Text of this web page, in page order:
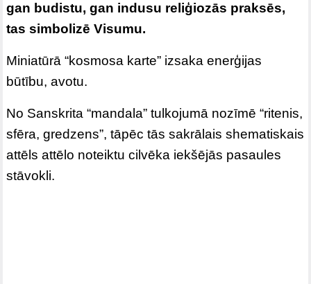
gan budistu, gan indusu reliģiozās praksēs,
tas simbolizē Visumu.
Miniatūrā “kosmosa karte” izsaka enerģijas
būtību, avotu.
No Sanskrita “mandala” tulkojumā nozīmē “ritenis,
sfēra, gredzens”, tāpēc tās sakrālais shematiskais
attēls attēlo noteiktu cilvēka iekšējās pasaules
stāvokli.